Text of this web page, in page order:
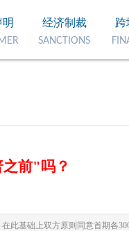
SANCTIONS
明 经济制裁 跨
前"吗？
此基础上双方原则同意首期各